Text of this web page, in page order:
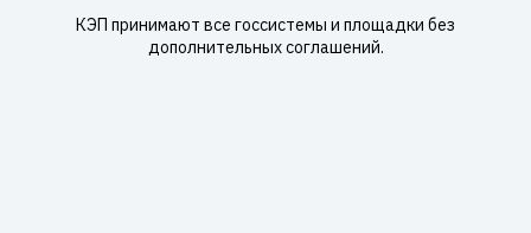
КЭП принимают все госсистемы и площадки без
дополнительных соглашений.